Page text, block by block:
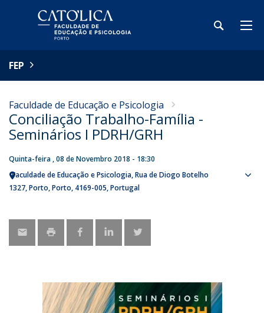
FEP
Faculdade de Educação e Psicologia
Conciliação Trabalho-Família -
Seminários I PDRH/GRH
Quinta-feira , 08 de Novembro 2018 - 18:30
Faculdade de Educação e Psicologia Rua de Diogo Botelho
1327 Porto Porto 4169-005 Portugal